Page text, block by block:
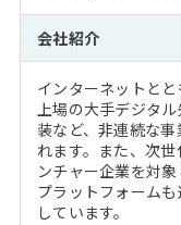
会社紹介
インターネットと
上場の大手デジタ
装など、非連続な
れます。また、次
ンチャー企業を対
プラットフォーム
しています。